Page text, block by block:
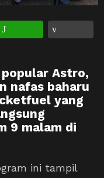
Astro,
nafas baharu
yang
9 malam di
ini tampil